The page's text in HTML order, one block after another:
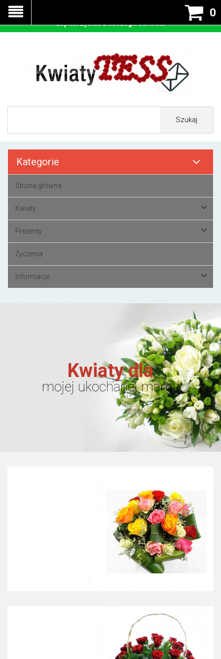
0
Szukaj
Kategorie
Strona główna
Kwiaty
Prezenty
Życzenia
Informacje
Kwiaty dla
mojej ukochanej mamy
Nasza strona korzysta z cookies - czyli tzw ciastek w celu
prawidłowego działania. Zaakceptuj przyjmowanie cookies
aby korzystać z naszego serwisu.